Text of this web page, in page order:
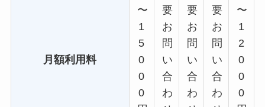
月額利用料
〜
1
5
0
0
0
要
お
問
い
合
わ
要
お
問
い
合
わ
要
お
問
い
合
わ
〜
1
2
0
0
0